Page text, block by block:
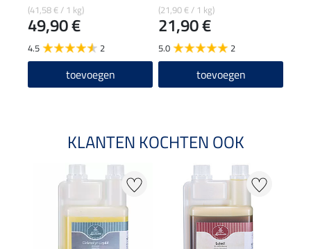
(41,58 € / 1 kg)
49,90 €
4.5 2
toevoegen
(21,90 € / 1 kg)
21,90 €
5.0 2
toevoegen
KLANTEN KOCHTEN OOK